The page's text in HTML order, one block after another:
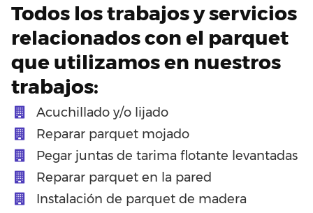
Todos los trabajos y servicios
relacionados con el parquet
que utilizamos en nuestros
trabajos:
Acuchillado y/o lijado
Reparar parquet mojado
Pegar juntas de tarima flotante levantadas
Reparar parquet en la pared
Instalación de parquet de madera